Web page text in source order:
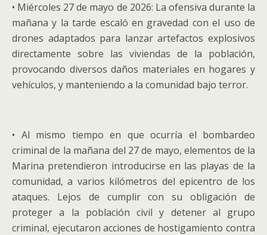
• Miércoles 27 de mayo de 2026: La ofensiva durante la
mañana y la tarde escaló en gravedad con el uso de
drones adaptados para lanzar artefactos explosivos
directamente sobre las viviendas de la población,
provocando diversos daños materiales en hogares y
vehículos, y manteniendo a la comunidad bajo terror.
• Al mismo tiempo en que ocurría el bombardeo
criminal de la mañana del 27 de mayo, elementos de la
Marina pretendieron introducirse en las playas de la
comunidad, a varios kilómetros del epicentro de los
ataques. Lejos de cumplir con su obligación de
proteger a la población civil y detener al grupo
criminal, ejecutaron acciones de hostigamiento contra